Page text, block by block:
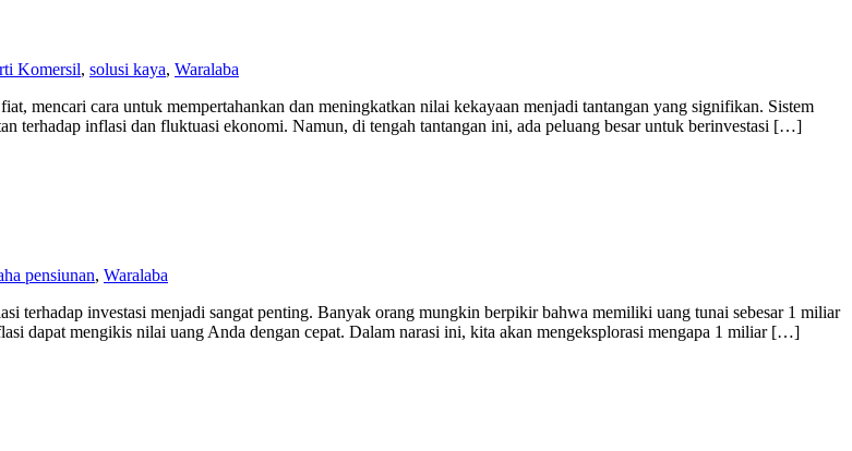
Komersil, solusi kaya, Waralaba
mencari cara untuk mempertahankan dan meningkatkan nilai kekayaan menjadi tantangan yang signifikan. Sistem
terhadap inflasi dan fluktuasi ekonomi. Namun, di tengah tantangan ini, ada peluang besar untuk berinvestasi […]
pensiunan, Waralaba
terhadap investasi menjadi sangat penting. Banyak orang mungkin berpikir bahwa memiliki uang tunai sebesar 1 miliar
dapat mengikis nilai uang Anda dengan cepat. Dalam narasi ini, kita akan mengeksplorasi mengapa 1 miliar […]